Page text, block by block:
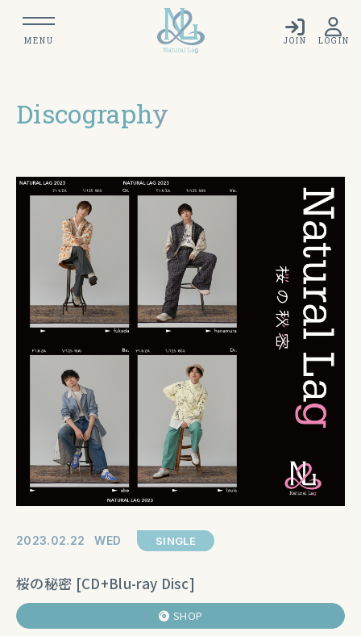
MENU JOIN LOGIN
Discography
2023 02 22 WED SINGLE
桜の秘密 [CD+Blu-ray Disc]
SHOP